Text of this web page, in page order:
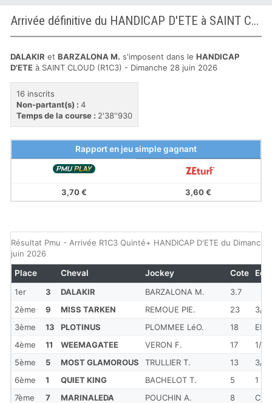
Arrivée définitive du HANDICAP D'ETE à SAINT CLOUD
DALAKIR et BARZALONA M. s'imposent dans le HANDICAP
D'ETE à SAINT CLOUD (R1C3) - Dimanche 28 juin 2026
16 inscrits
Non-partant(s) : 4
Temps de la course : 2'38''930
Rapport en jeu simple gagnant
3,70 € 3,60 €
Résultat Pmu - Arrivée R1C3 Quinté+ HANDICAP D'ETE du
juin 2026
1er 3 DALAKIR BARZALONA M.
3.7
2ème
9 MISS TARKEN REMOUE PIE. 23
3/4
3ème
13 PLOTINUS PLOMMEE LéO. 18
ENC
4ème
11 WEEMAGATEE VERON F. 17
1/2
5ème
5 MOST GLAMOROUS TRULLIER T. 13
3/4
6ème
1 QUIET KING BACHELOT T. 5
1
7ème
7 MARINALEDA POUCHIN A. 8
Place Cheval Jockey Cote